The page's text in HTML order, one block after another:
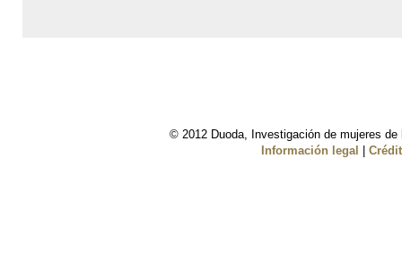
© 2012 Duoda, Investigación de mujeres
Información legal